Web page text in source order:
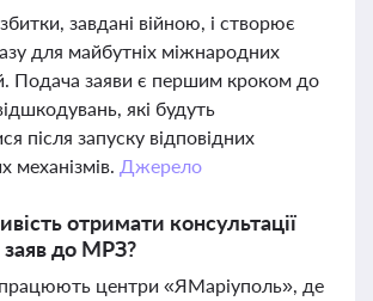
завдані війною, і створює
для майбутніх міжнародних
Подача заяви є першим кроком до
які будуть
після запуску відповідних
механізмів. Джерело
отримати консультації
заяв до МРЗ?
працюють центри «ЯМаріуполь», де